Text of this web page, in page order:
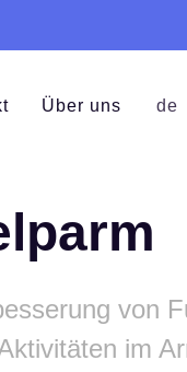
Über uns de
von
im